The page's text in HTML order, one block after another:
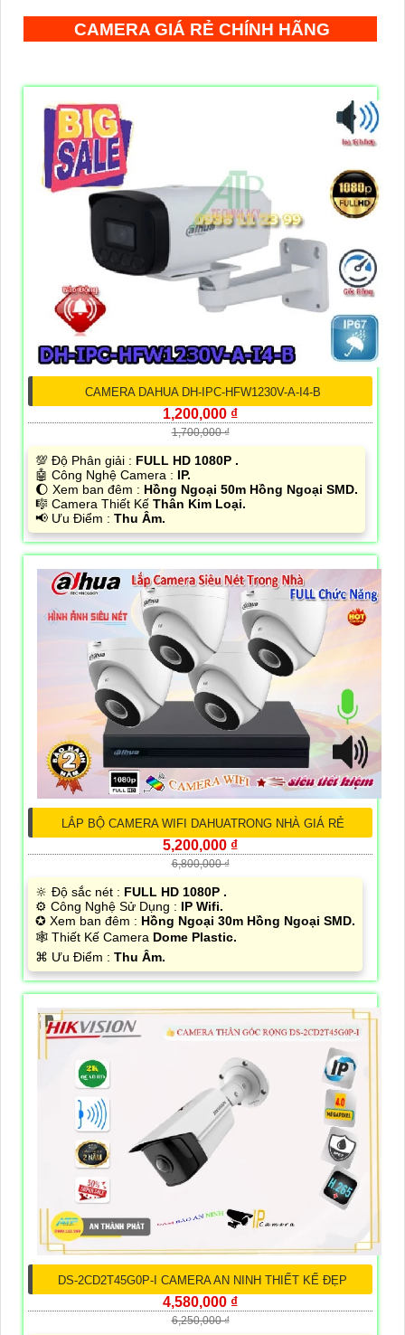
CAMERA GIÁ RẺ CHÍNH HÃNG
CAMERA DAHUA DH-IPC-HFW1230V-A-I4-B
1,200,000 ₫
1,700,000 ₫
💯 Độ Phân giải : FULL HD 1080P .
🤖️ Công Nghệ Camera : IP.
🌔 Xem ban đêm : Hồng Ngoại 50m Hồng Ngoại SMD.
🎼️ Camera Thiết Kế Thân Kim Loại.
️📢 Ưu Điểm : Thu Âm.
LẮP BỘ CAMERA WIFI DAHUATRONG NHÀ GIÁ RẺ
5,200,000 ₫
6,800,000 ₫
🔆 Độ sắc nét : FULL HD 1080P .
⚙ Công Nghệ Sử Dụng : IP Wifi.
✪ Xem ban đêm : Hồng Ngoại 30m Hồng Ngoại SMD.
🕸️ Thiết Kế Camera Dome Plastic.
️⌘ Ưu Điểm : Thu Âm.
DS-2CD2T45G0P-I CAMERA AN NINH THIẾT KẾ ĐẸP
4,580,000 ₫
6,250,000 ₫